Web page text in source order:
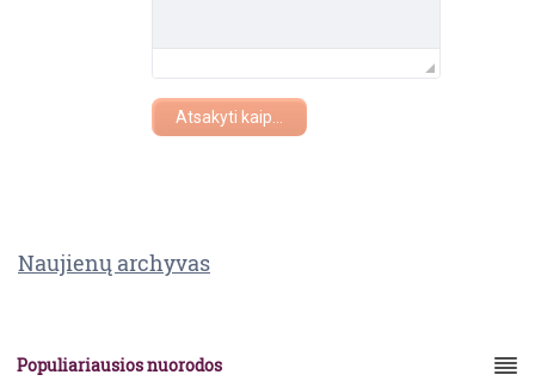
Atsakyti kaip...
Naujienų archyvas
Populiariausios nuorodos